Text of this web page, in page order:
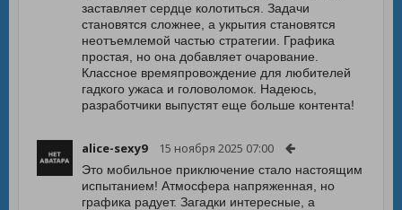
заставляет сердце колотиться. Задачи
становятся сложнее, а укрытия становятся
неотъемлемой частью стратегии. Графика
простая, но она добавляет очарование.
Классное времяпровождение для любителей
гадкого ужаса и головоломок. Надеюсь,
разработчики выпустят еще больше контента!
alice-sexy9 15 ноября 2025 07:00
Это мобильное приключение стало настоящим
испытанием! Атмосфера напряженная, но
графика радует. Загадки интересные, а